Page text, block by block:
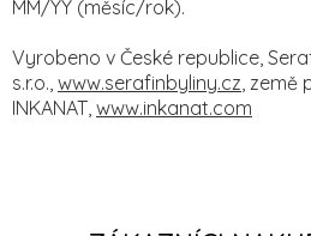
MM/YY (měsíc/rok).
Vyrobeno v České republice,
s.r.o., www.serafinbyliny.cz ,
INKANAT, www.inkanat.com